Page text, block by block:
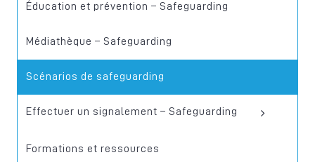
Signalement
Éducation et prévention – Safeguarding
Médiathèque – Safeguarding
Scénarios de safeguarding
Effectuer un signalement – Safeguarding
Formations et ressources